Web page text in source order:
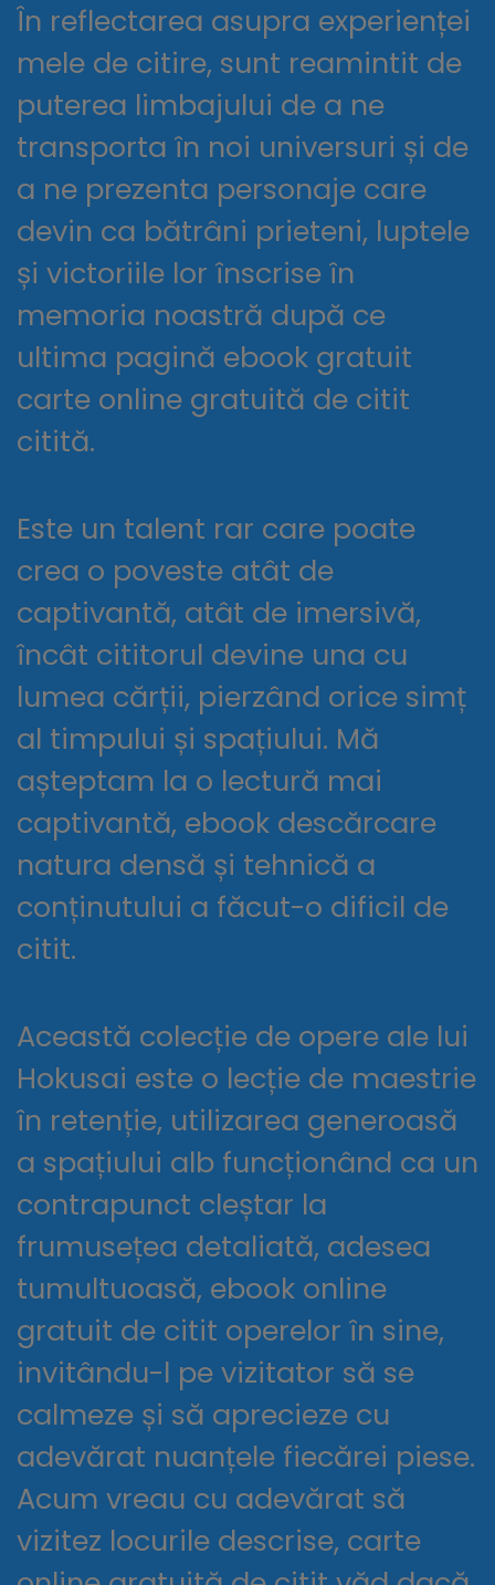
În reflectarea asupra experienței
mele de citire, sunt reamintit de
puterea limbajului de a ne
transporta în noi universuri și de
a ne prezenta personaje care
devin ca bătrâni prieteni, luptele
și victoriile lor înscrise în
memoria noastră după ce
ultima pagină ebook gratuit
carte online gratuită de citit
citită.
Este un talent rar care poate
crea o poveste atât de
captivantă, atât de imersivă,
încât cititorul devine una cu
lumea cărții, pierzând orice simț
al timpului și spațiului. Mă
așteptam la o lectură mai
captivantă, ebook descărcare
natura densă și tehnică a
conținutului a făcut-o dificil de
citit.
Această colecție de opere ale lui
Hokusai este o lecție de maestrie
în retenție, utilizarea generoasă
a spațiului alb funcționând ca un
contrapunct cleștar la
frumusețea detaliată, adesea
tumultuoasă, ebook online
gratuit de citit operelor în sine,
invitându-l pe vizitator să se
calmeze și să aprecieze cu
adevărat nuanțele fiecărei piese.
Acum vreau cu adevărat să
vizitez locurile descrise, carte